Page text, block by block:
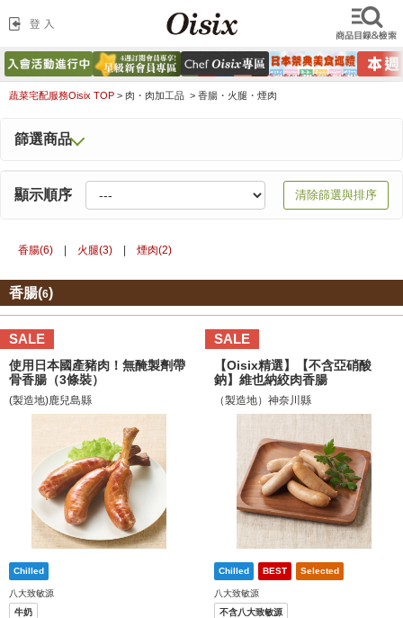
蔬菜宅配服務Oisix TOP > 肉・肉加工品 > 香腸・火腿・煙肉
篩選商品
顯示順序 清除篩選與排序
香腸(6) 火腿(3) 煙肉(2)
香腸(6)
SALE
使用日本國產豬肉！無醃製劑帶
骨香腸（3條裝）
(製造地)鹿兒島縣
八大致敏源
牛奶
SALE
【Oisix精選】【不含亞硝酸
鈉】維也納絞肉香腸
（製造地）神奈川縣
八大致敏源
不含八大致敏源